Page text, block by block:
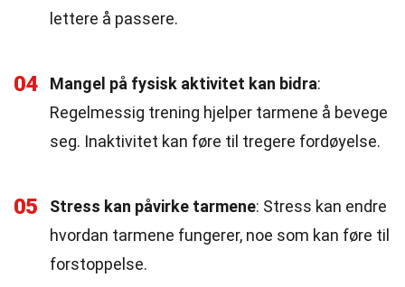
lettere å passere.
04 Mangel på fysisk aktivitet kan bidra:
Regelmessig trening hjelper tarmene å bevege
seg. Inaktivitet kan føre til tregere fordøyelse.
05 Stress kan påvirke tarmene: Stress kan endre
hvordan tarmene fungerer, noe som kan føre til
forstoppelse.